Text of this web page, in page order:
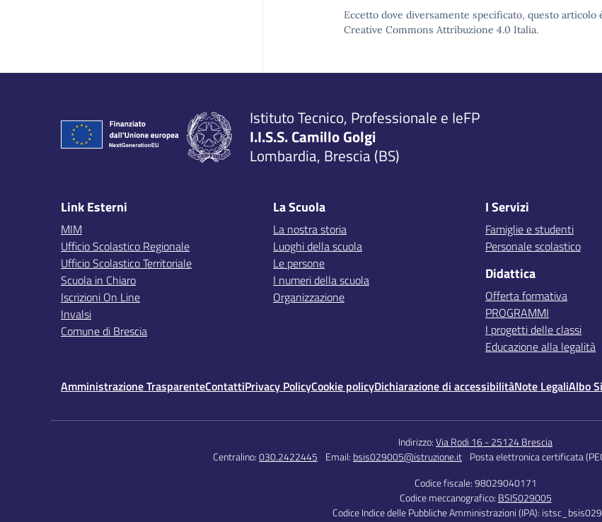
Eccetto dove diversamente specificato, questo articolo
Creative Commons Attribuzione 4.0 Italia.
Istituto Tecnico, Professionale e IeFP
I.I.S.S. Camillo Golgi
Lombardia, Brescia (BS)
Link Esterni
MIM
Ufficio Scolastico Regionale
Ufficio Scolastico Territoriale
Scuola in Chiaro
Iscrizioni On Line
Invalsi
Comune di Brescia
La Scuola
La nostra storia
Luoghi della scuola
Le persone
I numeri della scuola
Organizzazione
I Servizi
Famiglie e studenti
Personale scolastico
Didattica
Offerta formativa
PROGRAMMI
I progetti delle classi
Educazione alla legalità
Amministrazione TrasparenteContattiPrivacy PolicyCookie policyDichiarazione di accessibilitàNote LegaliAlbo
Indirizzo:Via Rodi 16 - 25124 Brescia
Centralino:030.2422445 Email: bsis029005@istruzione.it Posta elettronica certificata
Codice fiscale: 98029040171
Codice meccanografico: BSIS029005
Codice Indice delle Pubbliche Amministrazioni (IPA):